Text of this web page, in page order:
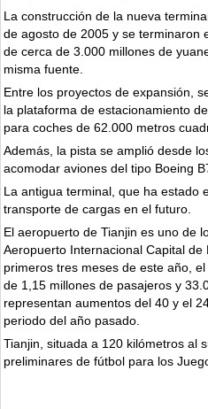
La construcción de la nueva
de agosto de 2005 y se terminaron
de cerca de 3.000 millones de
misma fuente.
Entre los proyectos de expansión,
la plataforma de estacionamiento
para coches de 62.000 metros
Además, la pista se amplió desde
acomodar aviones del tipo Boeing
La antigua terminal, que ha estado
transporte de cargas en el futuro.
El aeropuerto de Tianjin es uno de
Aeropuerto Internacional Capital
primeros tres meses de este año,
de 1,15 millones de pasajeros y
representan aumentos del 40 y el
periodo del año pasado.
Tianjin, situada a 120 kilómetros al
preliminares de fútbol para los